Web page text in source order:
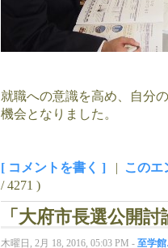
就職への意識を高め、自分
機会となりました。
[ コメントを書く ] | この
/ 4271 )
「大府市長選公開
木曜日, 2月 18, 2016, 05:03 PM - 至学